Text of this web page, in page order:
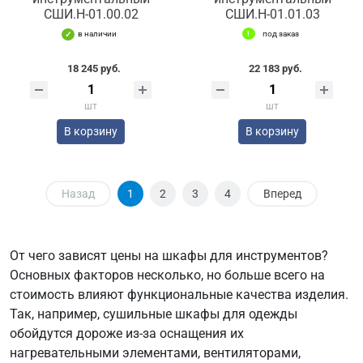
СШИ.Н-01.00.02
в наличии
18 245 руб.
шт
В корзину
СШИ.Н-01.01.03
под заказ
22 183 руб.
шт
В корзину
Назад 1 2 3 4 Вперед
От чего зависят цены на шкафы для инструментов?
Основных факторов несколько, но больше всего на
стоимость влияют функциональные качества изделия.
Так, например, сушильные шкафы для одежды
обойдутся дороже из-за оснащения их
нагревательными элементами, вентиляторами,